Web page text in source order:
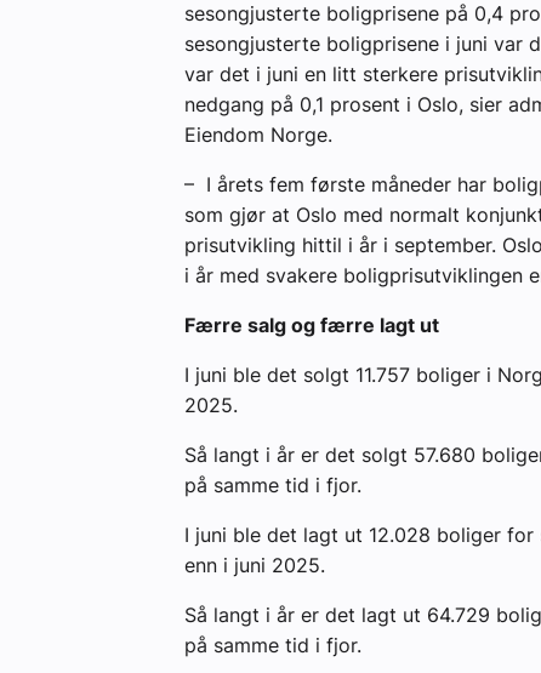
sesongjusterte boligprisene på 0,4
sesongjusterte boligprisene i juni var
var det i juni en litt sterkere
nedgang på 0,1 prosent i Oslo, sier
Eiendom Norge.
– I årets fem første måneder har
som gjør at Oslo med normalt
prisutvikling hittil i år i september.
i år med svakere boligprisutviklingen
Færre salg og færre lagt ut
I juni ble det solgt 11.757 boliger i
2025.
Så langt i år er det solgt 57.680
på samme tid i fjor.
I juni ble det lagt ut 12.028 boliger
enn i juni 2025.
Så langt i år er det lagt ut 64.729
på samme tid i fjor.